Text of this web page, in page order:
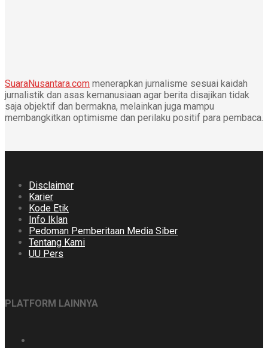
SuaraNusantara.com menerapkan jurnalisme sesuai kaidah
jurnalistik dan asas kemanusiaan agar berita disajikan tidak
saja objektif dan bermakna, melainkan juga mampu
membangkitkan optimisme dan perilaku positif para pembaca.
Disclaimer
Karier
Kode Etik
Info Iklan
Pedoman Pemberitaan Media Siber
Tentang Kami
UU Pers
PLATFORM LAINNYA